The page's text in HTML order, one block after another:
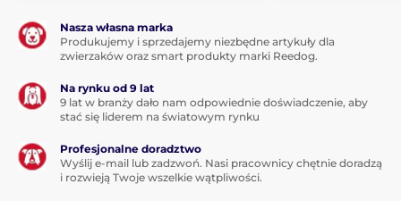
Nasza własna marka
Produkujemy i sprzedajemy niezbędne artykuły dla
zwierzaków oraz smart produkty marki Reedog.
Na rynku od 9 lat
9 lat w branży dało nam odpowiednie doświadczenie, aby
stać się liderem na światowym rynku
Profesjonalne doradztwo
Wyślij e-mail lub zadzwoń. Nasi pracownicy chętnie doradzą
i rozwieją Twoje wszelkie wątpliwości.